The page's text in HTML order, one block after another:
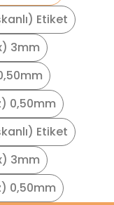
Etiket
3mm
0,50mm
Etiket
3mm
0,50mm